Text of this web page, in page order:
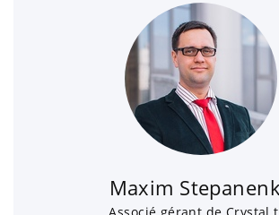
Maxim